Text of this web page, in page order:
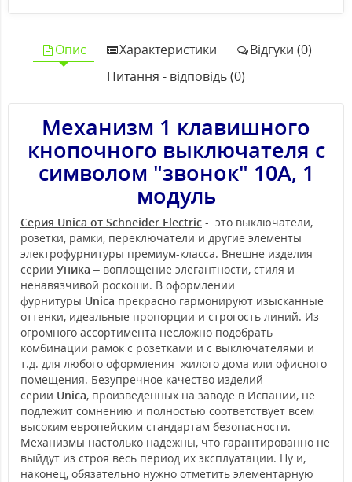
Опис Характеристики
Відгуки (0)
Питання - відповідь (0)
Механизм 1 клавишного
кнопочного выключателя с
символом "звонок" 10А, 1
модуль
Серия Unica от Schneider Electric - это выключатели,
розетки, рамки, переключатели и другие элементы
электрофурнитуры премиум-класса. Внешне изделия
серии Уника – воплощение элегантности, стиля и
ненавязчивой роскоши. В оформлении
фурнитуры Unica прекрасно гармонируют изысканные
оттенки, идеальные пропорции и строгость линий. Из
огромного ассортимента несложно подобрать
комбинации рамок с розетками и с выключателями и
т.д. для любого оформления жилого дома или офисного
помещения. Безупречное качество изделий
серии Unica, произведенных на заводе в Испании, не
подлежит сомнению и полностью соответствует всем
высоким европейским стандартам безопасности.
Механизмы настолько надежны, что гарантированно не
выйдут из строя весь период их эксплуатации. Ну и,
наконец, обязательно нужно отметить элементарную